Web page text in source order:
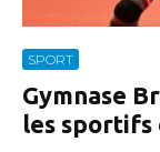
SPORT
Gymnase
les sportifs